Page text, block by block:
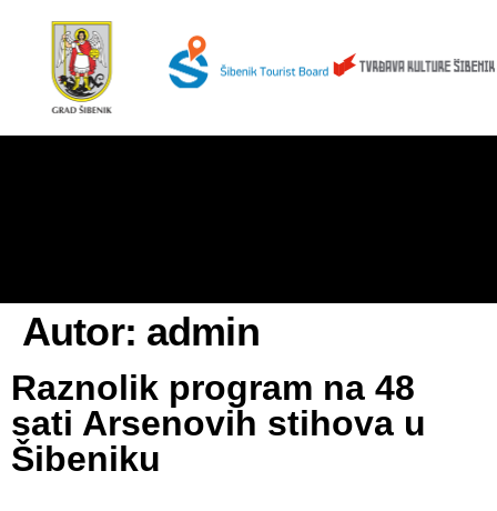
Autor: admin
Raznolik program na 48
sati Arsenovih stihova u
Šibeniku